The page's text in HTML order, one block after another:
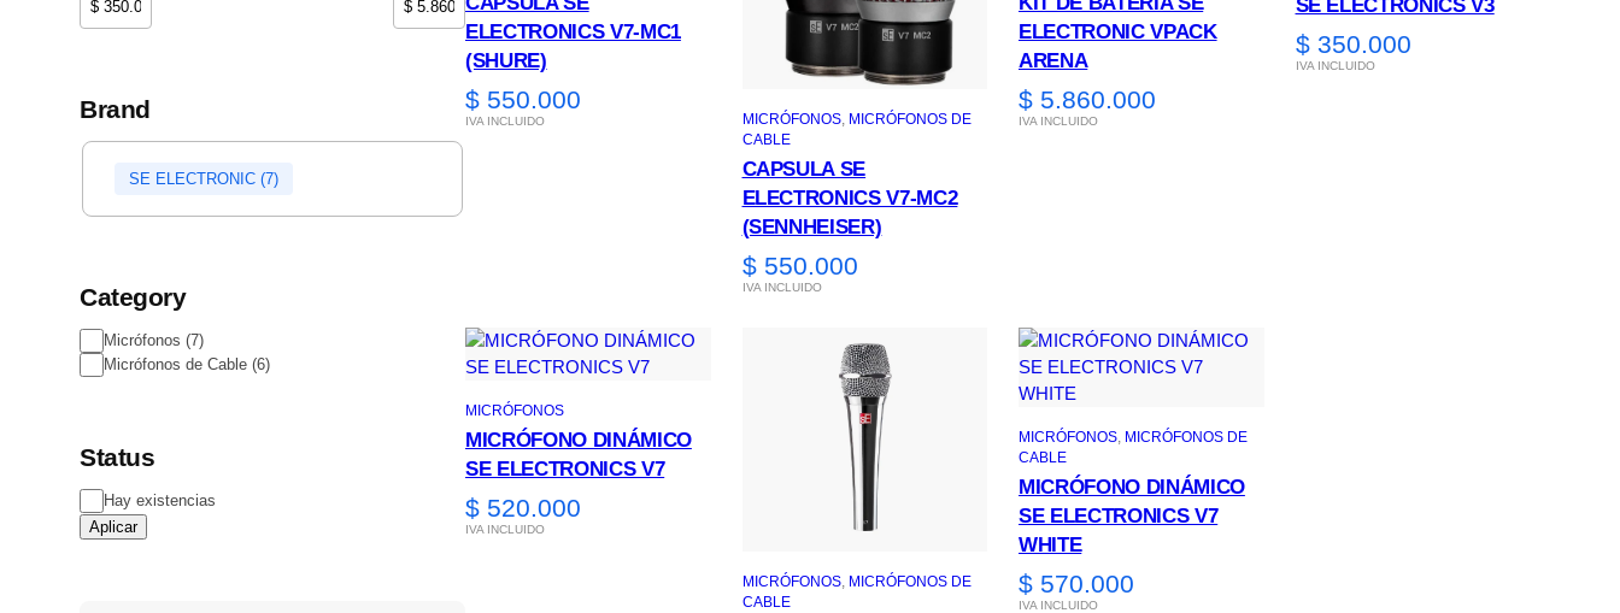
Brand
Marca
SE ELECTRONIC (7)
Category
Categoría
Micrófonos (7)
Micrófonos de Cable (6)
Status
Disponibilidad
Hay existencias
Aplicar
ELECTRONICS V7-MC1
(SHURE)
$ 550.000
IVA INCLUIDO MICRÓFONOS, MICRÓFONOS DE
CABLE
CAPSULA SE
ELECTRONICS V7-MC2
(SENNHEISER)
$550.000
IVA INCLUIDO
ELECTRONIC VPACK
ARENA
$ 5.860.000
IVA INCLUIDO
SE ELECTRONICS V3
$350.000
IVA INCLUIDO
MICRÓFONOS
MICRÓFONO DINÁMICO
SE ELECTRONICS V7
$ 520.000
IVA INCLUIDO
MICRÓFONOS, MICRÓFONOS DE
CABLE
MICRÓFONOS MICRÓFONOS DE
CABLE
MICRÓFONO DINÁMICO
SE ELECTRONICS V7
WHITE
$ 570.000
IVA INCLUIDO